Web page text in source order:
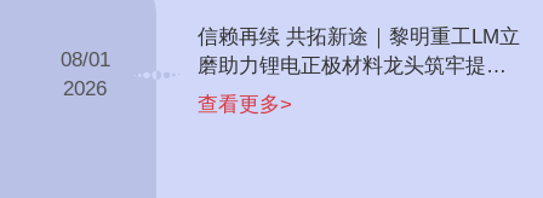
08/01
2026
信赖再续 共拓新途｜黎明重工LM立
磨助力锂电正极材料龙头筑牢提锂
根基
查看更多>